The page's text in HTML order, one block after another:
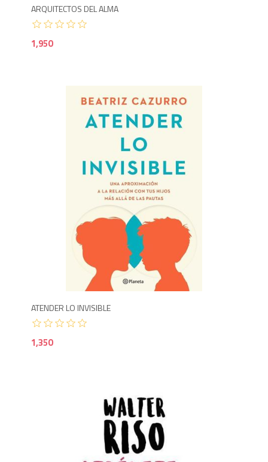
ARQUITECTOS DEL ALMA
1,950
ATENDER LO INVISIBLE
1,350